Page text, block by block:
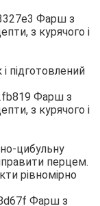
підготовлений
цибульну
перцем.
рівномірно